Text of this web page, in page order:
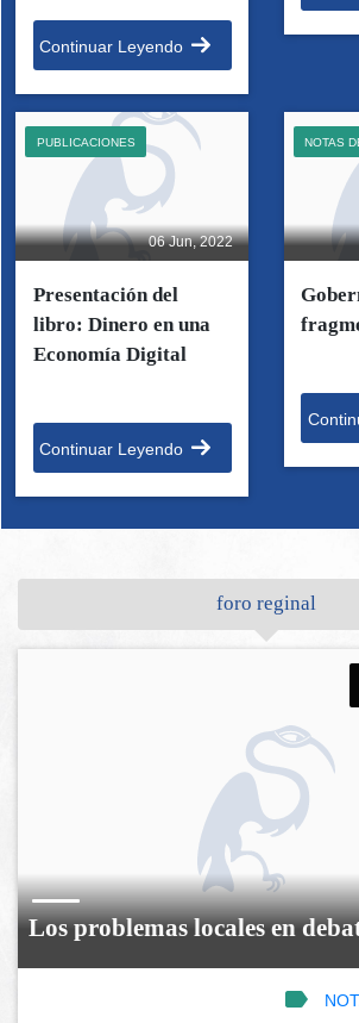
Continuar Leyendo
06 Jun, 2022
PUBLICACIONES
Presentación del
libro: Dinero en una
Economía Digital
Continuar Leyendo
NOTAS
foro reginal
Los problemas locales en